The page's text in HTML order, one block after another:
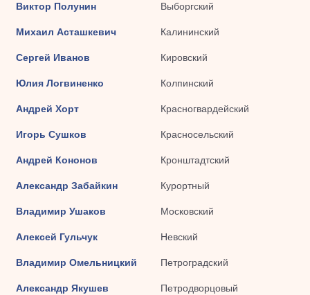
Виктор Полунин Выборгский
Михаил Асташкевич Калининский
Сергей Иванов Кировский
Юлия Логвиненко Колпинский
Андрей Хорт Красногвардейский
Игорь Сушков Красносельский
Андрей Кононов Кронштадтский
Александр Забайкин Курортный
Владимир Ушаков Московский
Алексей Гульчук Невский
Владимир Омельницкий Петроградский
Александр Якушев Петродворцовый